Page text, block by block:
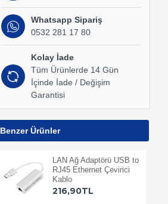
Whatsapp Sipariş
0532 281 17 80
Kolay İade
Tüm Ürünlerde 14 Gün
İçinde İade / Değişim
Garantisi
Benzer Ürünler
LAN Ağ Adaptörü USB to
RJ45 Ethernet Çevirici
Kablo
216,90TL